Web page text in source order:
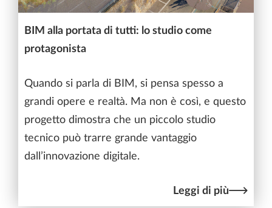
BIM alla portata di tutti: lo studio come
protagonista
Quando si parla di BIM, si pensa spesso a
grandi opere e realtà. Ma non è così, e questo
progetto dimostra che un piccolo studio
tecnico può trarre grande vantaggio
dall’innovazione digitale.
Leggi di più